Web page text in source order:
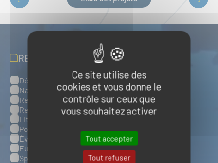
Ce site utilise des
cookies et vous donne le
contrôle sur ceux que
vous souhaitez activer
Tout accepter
Tout refuser
PAGINATION
RECEVOIR NOS ACTUALITÉS
Catégories
Défense, sûreté et sécurité maritimes
Naval et nautisme
Ressources énergétiques et minérales marines
Ressources biologiques marines
Littoral et environnement marins
Ports, infrastructures et logistique
Évènements
Europe
Spatial